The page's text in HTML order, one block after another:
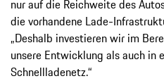
nur auf die Reichweite des
die vorhandene Lade-
„Deshalb investieren wir im
unsere Entwicklung als auch in
Schnellladenetz.“